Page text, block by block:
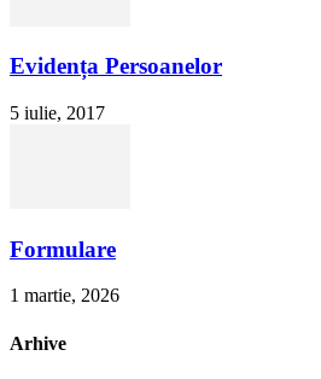
Evidența Persoanelor
5 iulie, 2017
Formulare
1 martie, 2026
Arhive